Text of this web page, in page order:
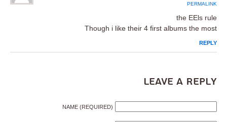
PERMALINK
the EEls rule
Though i like their 4 first albums the most
REPLY
Leave a Reply
NAME (REQUIRED)